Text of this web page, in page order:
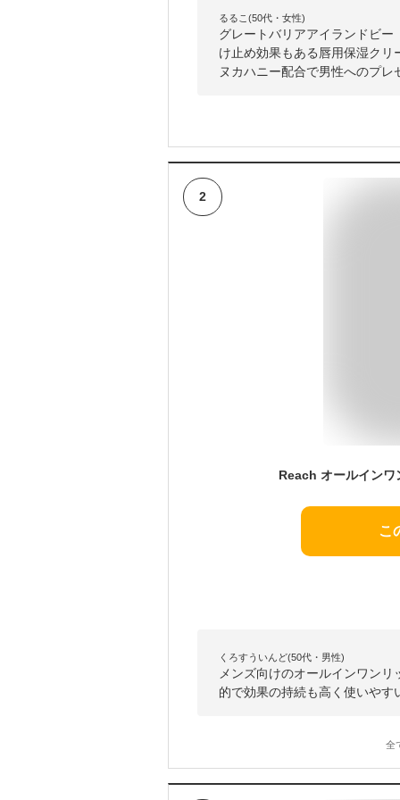
るるこ(50代・女性)
グレートバリアアイランドビ
け止め効果もある唇用保湿ク
ヌカハニー配合で男性へのプ
2
こ
くろすういんど(50代・男性)
メンズ向けのオールインワン
的で効果の持続も高く使いやす
全